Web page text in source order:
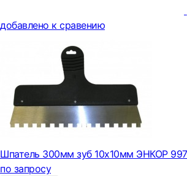
добавлено к сравению
Шпатель 300мм зуб 10х10мм ЭНКОР
по запросу